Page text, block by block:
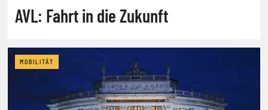
AVL: Fahrt in die Zukunft
MOBILITÄT